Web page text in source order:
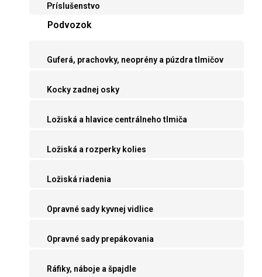
Príslušenstvo
Podvozok
Guferá, prachovky, neoprény a púzdra tlmičov
Kocky zadnej osky
Ložiská a hlavice centrálneho tlmiča
Ložiská a rozperky kolies
Ložiská riadenia
Opravné sady kyvnej vidlice
Opravné sady prepákovania
Ráfiky, náboje a špajdle